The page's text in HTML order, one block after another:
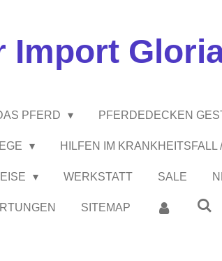
Import
PFERD PFERDEDECKEN
HILFEN IM KRANKHEITSFALL
WERKSTATT SALE
SITEMAP